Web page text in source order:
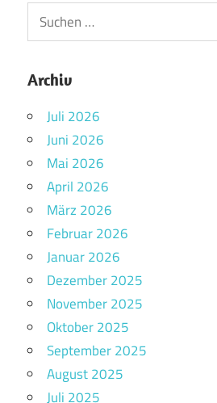
Archiv
Juli 2026
Juni 2026
Mai 2026
April 2026
März 2026
Februar 2026
Januar 2026
Dezember 2025
November 2025
Oktober 2025
September 2025
August 2025
Juli 2025